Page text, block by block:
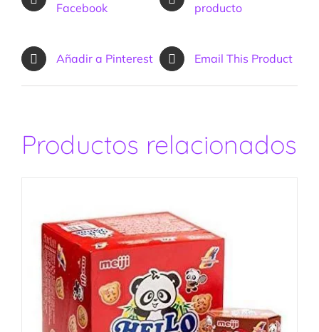
Facebook
producto
Añadir a Pinterest Email This Product
Productos relacionados